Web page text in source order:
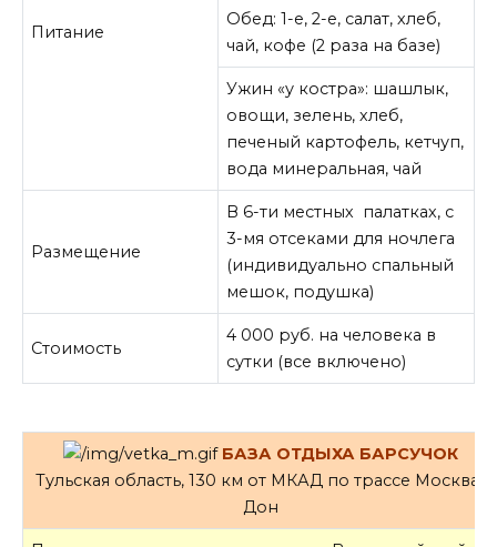
Питание
Обед: 1-е, 2-е, салат, хлеб,
чай, кофе (2 раза на базе)
Ужин «у костра»: шашлык,
овощи, зелень, хлеб,
печеный картофель, кетчуп,
вода минеральная, чай
Размещение
В 6-ти местных палатках, с
3-мя отсеками для ночлега
(индивидуально спальный
мешок, подушка)
Стоимость
4 000 руб. на человека в
сутки (все включено)
БАЗА ОТДЫХА БАРСУЧОК
Тульская область, 130 км от МКАД по трассе Москва-
Дон